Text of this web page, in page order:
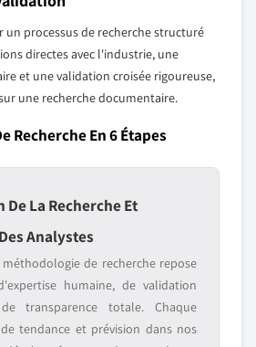
un processus de recherche structuré
directes avec l'industrie, une
et une validation croisée rigoureuse,
une recherche documentaire.
Recherche En 6 Étapes
La Recherche Et
Analystes
méthodologie de recherche repose
humaine, de validation
transparence totale. Chaque
tendance et prévision dans nos